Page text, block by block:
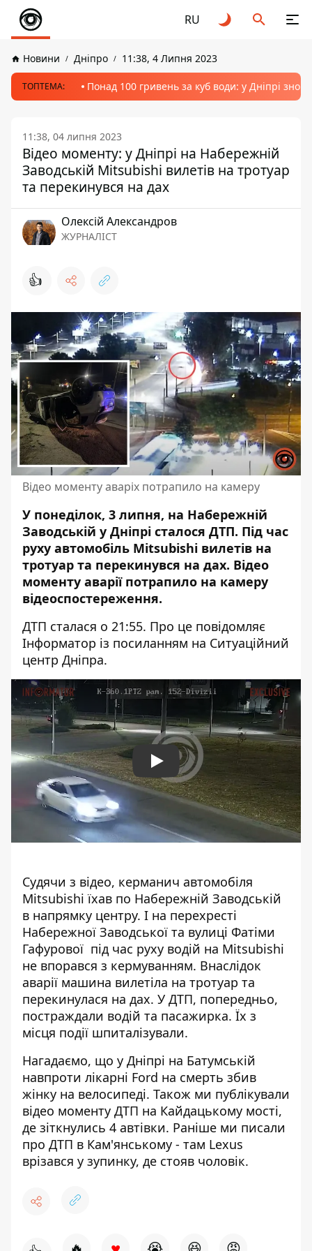
RU
Новини Дніпро 11:38, 4 Липня 2023
ТОПТЕМА: Понад 100 гривень за куб води: у Дніпрі
11:38, 04 липня 2023
Відео моменту: у Дніпрі на Набережній
Заводській Mitsubishi вилетів на тротуар
та перекинувся на дах
Олексій Александров
ЖУРНАЛІСТ
👍
Відео моменту аваріх потрапило на камеру
У понеділок, 3 липня, на Набережній
Заводській у Дніпрі сталося ДТП. Під час
руху автомобіль Mitsubishi вилетів на
тротуар та перекинувся на дах. Відео
моменту аварії потрапило на камеру
відеоспостереження.
ДТП сталася о 21:55. Про це повідомляє
Інформатор із посиланням на Ситуаційний
центр Дніпра.
Play
Судячи з відео, керманич автомобіля
Mitsubishi їхав по Набережній Заводській
в напрямку центру. І на перехресті
Набережної Заводської та вулиці Фатіми
Гафурової під час руху водій на Mitsubishi
не впорався з кермуванням. Внаслідок
аварії машина вилетіла на тротуар та
перекинулася на дах. У ДТП, попередньо,
постраждали водій та пасажирка. Їх з
місця події шпиталізували.
Нагадаємо, що у Дніпрі на Батумській
навпроти лікарні Ford на смерть збив
жінку на велосипеді. Також ми публікували
відео моменту ДТП на Кайдацькому мості,
де зіткнулись 4 автівки. Раніше ми писали
про ДТП в Кам'янському - там Lexus
врізався у зупинку, де стояв чоловік.